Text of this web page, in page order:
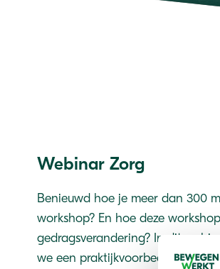
Webinar Zorg
Benieuwd hoe je meer dan 300
workshop? En hoe deze
gedragsverandering? In dit
we een praktijkvoorbeeld met